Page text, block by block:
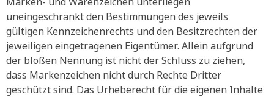
uneingeschränkt den Bestimmungen des jeweils
gültigen Kennzeichenrechts und den Besitzrechten der
jeweiligen eingetragenen Eigentümer. Allein aufgrund
der bloßen Nennung ist nicht der Schluss zu ziehen,
dass Markenzeichen nicht durch Rechte Dritter
geschützt sind. Das Urheberecht für die eigenen Inhalte